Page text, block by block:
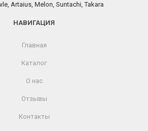
Artaius, Melon, Suntachi, Takara
НАВИГАЦИЯ
Главная
Каталог
О нас
Отзывы
Контакты